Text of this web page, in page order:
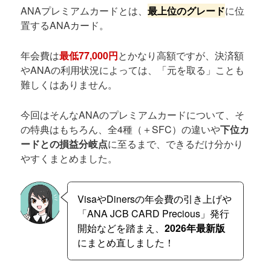
ANAプレミアムカードとは、最上位のグレードに位
置するANAカード。
年会費は最低77,000円とかなり高額ですが、決済額
やANAの利用状況によっては、「元を取る」ことも
難しくはありません。
今回はそんなANAのプレミアムカードについて、そ
の特典はもちろん、全4種（＋SFC）の違いや下位カ
ードとの損益分岐点に至るまで、できるだけ分かり
やすくまとめました。
VisaやDinersの年会費の引き上げや
「ANA JCB CARD Precious」発行
開始などを踏まえ、 2026年最新版
にまとめ直しました！